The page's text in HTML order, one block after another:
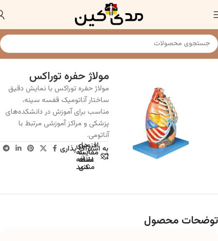
خانه مولاژ و مدل های آناتومی
مولاژ حفره توراکس
مولاژ حفره توراکس با نمایش دقیق
ساختار آناتومیک قفسه سینه،
مناسب برای آموزش در دانشکده‌های
پزشکی و مراکز آموزشی مرتبط با
آناتومی.
برای
مقایسه
اضافه
کنید
افزودن
به
علاقه
مندی
به اشتراک پذاری
توضحات محصول